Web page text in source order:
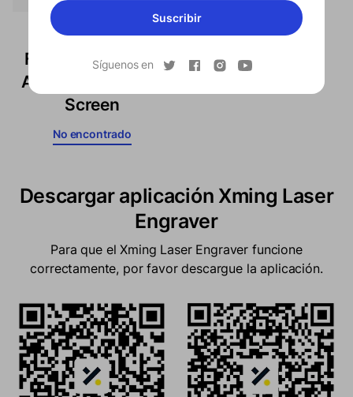
Suscribir
Síguenos en
Formovie 100''
Fresnel Ultra-thin
ALR Wall Mounted
Screen
No encontrado
Descargar aplicación Xming Laser
Engraver
Para que el Xming Laser Engraver funcione
correctamente, por favor descargue la aplicación.